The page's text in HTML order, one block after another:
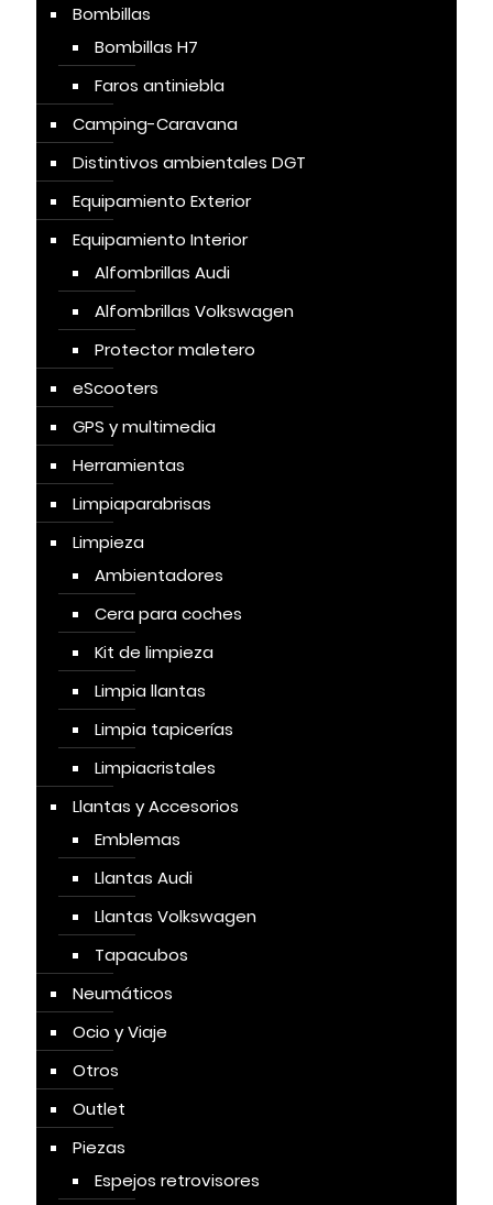
Bombillas
Bombillas H7
Faros antiniebla
Camping-Caravana
Distintivos ambientales DGT
Equipamiento Exterior
Equipamiento Interior
Alfombrillas Audi
Alfombrillas Volkswagen
Protector maletero
eScooters
GPS y multimedia
Herramientas
Limpiaparabrisas
Limpieza
Ambientadores
Cera para coches
Kit de limpieza
Limpia llantas
Limpia tapicerías
Limpiacristales
Llantas y Accesorios
Emblemas
Llantas Audi
Llantas Volkswagen
Tapacubos
Neumáticos
Ocio y Viaje
Otros
Outlet
Piezas
Espejos retrovisores